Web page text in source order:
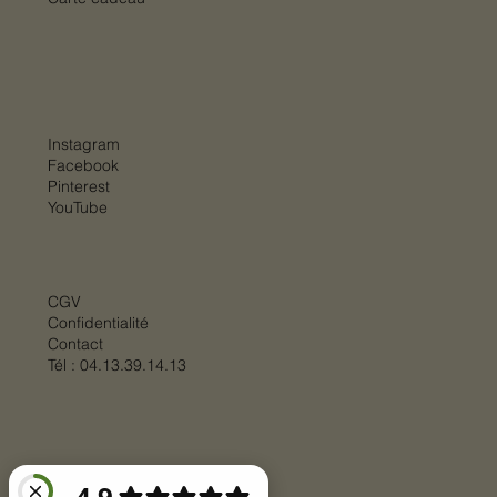
CGV
Confidentialité
Contact
Tél : 04.13.39.14.13
Instagram
Facebook
Pinterest
YouTube
© 2025 parBIGSTEP